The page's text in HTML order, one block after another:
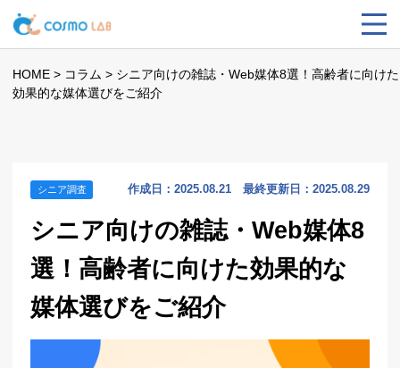
HOME > コラム > シニア向けの雑誌・Web媒体8選！高齢者に向けた
効果的な媒体選びをご紹介
シニア調査 作成日：2025.08.21 最終更新日：2025.08.29
シニア向けの雑誌・Web媒体8
選！高齢者に向けた効果的な
媒体選びをご紹介